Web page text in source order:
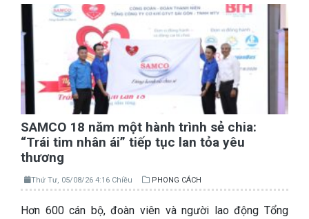
SAMCO 18 năm một hành trình sẻ chia:
“Trái tim nhân ái” tiếp tục lan tỏa yêu
thương
Thứ Tư, 05/08/26 4:16 Chiều PHONG CÁCH
Hơn 600 cán bộ, đoàn viên và người lao động Tổng